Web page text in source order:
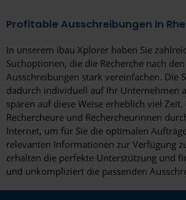
Profitable Ausschreibungen in
In unserem ibau Xplorer haben Sie
Suchoptionen, die die Recherche nach
Ausschreibungen stark vereinfachen. Die
dadurch individuell auf Ihr Unternehmen
sparen auf diese Weise erheblich viel Zeit.
Rechercheure und Rechercheurinnen
Internet, um für Sie die optimalen
relevanten Informationen zur Verfügung
erhalten die perfekte Unterstützung und
und unkompliziert die passenden